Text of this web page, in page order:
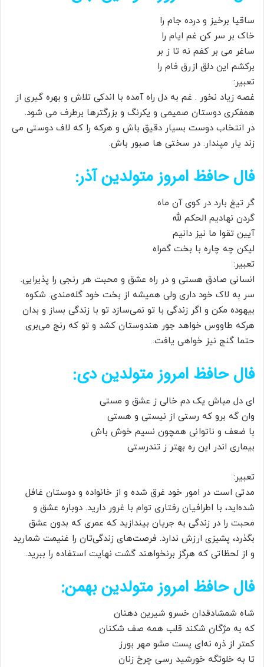
ساقیا برخیز و درده جام را
خاک بر سر کن غم ایام را
ساغر می بر کفم نه تا ز بر
برکشم این دلق ازرق فام را
تعبیر:
غصه زیاد نخور . غم به دل راه آمده با اندکی تلاش و بهره گیری از
همفکری دوستان صمیمی و یکرنگ و بزرگترها برطرف می شود.
در انتخاب دوست بسیار دقیق باش و هرکه را که لاف دوستی می
زند یار مپندار. در سختی ها صبور باش.
فال حافظ امروز متولدین آذر:
گر تیغ بارد در کوی آن ماه
گردن نهادیم الحکم لله
آیین تقوا ما نیز دانیم
لیکن چه چاره با بخت گمراه
تعبیر:
انسانی صادق هستی و در راه عشق و محبت هر رنجی را پذیرایی.
سر به لاک خود داری ولی همیشه از بخت خود گله‌مندی. شکوه
بیهوده مکن و اگر زندگی با تو نمی‌سازد تو با زندگی بساز و بدان
هرکه طاووس خواهد جور هندوستان کشد و تو که رنج می‌بری
حتما گنج نیز خواهی یافت.
فال حافظ امروز متولدین دی:
ای دل مباش یک دم خالی ز عشق و مستی
وان گه برو که رستی از نیستی و هستی
با ضعف و ناتوانی همچون نسیم خوش باش
بیماری اندر این ره بهتر ز تندرستی
تعبیر:
مدتی است در امور خود غرق شده و از خانواده و دوستان غافل
شده‌اید، با اطرافیان رفتاری توام با غرور دارید. دوباره عشق و
محبت را در زندگی به جریان بیندازید که عمری که بدون عشق
بگذرد، پشیزی ارزش ندارد. فرصت‌های زندگی‌تان را غنیمت شمارید
و از لحظاتی که هرگز برنخواهند گشت نهایت استفاده را ببرید.
فال حافظ امروز متولدین بهمن:
شاه شمشادقدان خسرو شیرین دهنان
که به مژگان شکند قلب همه صف شکنان
کمتر از ذره نه‌ای پست مشو مهر بورز
تا به خلوتگه خورشید رسی چرخ زنان